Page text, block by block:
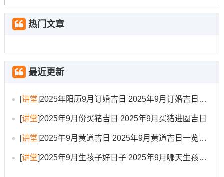
从上面原则~为您筛选出2025年9月适合生宝宝的具体日期:
优先推荐日（吉神众多，能量旺盛）
公历9月8日（农历七月十七- 己丑日）:此日为“天德合
吉”之日、黄道吉日- 五行属土，与乙巳年五行相生...天德贵
人加持；福寿绵长;寓意宝宝一生多得贵人相助 -平安顺遂 -
热门文章
最近更新
[讲堂]2025年阳历9月订婚吉日 2025年9月订婚吉日有哪几天
[讲堂]2025年9月份买猪吉日 2025年9月买猪进圈吉日
[讲堂]2025午9月黄道吉日 2025年9月黄道吉日一览表大全
[讲堂]2025年9月生孩子好日子 2025年9月哪天生孩子比较好